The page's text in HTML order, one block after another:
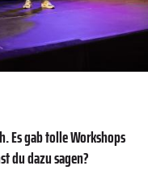
Es gab tolle Workshops
du dazu sagen?